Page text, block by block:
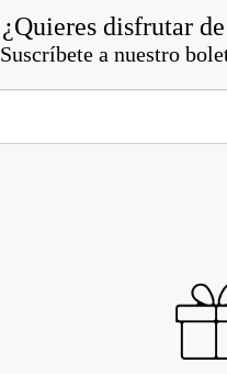
¿Quieres disfrutar
Suscríbete a nuestro